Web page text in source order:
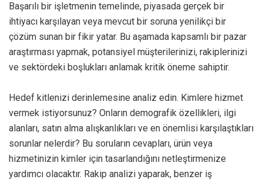
Başarılı bir işletmenin temelinde, piyasada gerçek bir
ihtiyacı karşılayan veya mevcut bir soruna yenilikçi bir
çözüm sunan bir fikir yatar. Bu aşamada kapsamlı bir pazar
araştırması yapmak, potansiyel müşterilerinizi, rakiplerinizi
ve sektördeki boşlukları anlamak kritik öneme sahiptir.
Hedef kitlenizi derinlemesine analiz edin. Kimlere hizmet
vermek istiyorsunuz? Onların demografik özellikleri, ilgi
alanları, satın alma alışkanlıkları ve en önemlisi karşılaştıkları
sorunlar nelerdir? Bu soruların cevapları, ürün veya
hizmetinizin kimler için tasarlandığını netleştirmenize
yardımcı olacaktır. Rakip analizi yaparak, benzer iş